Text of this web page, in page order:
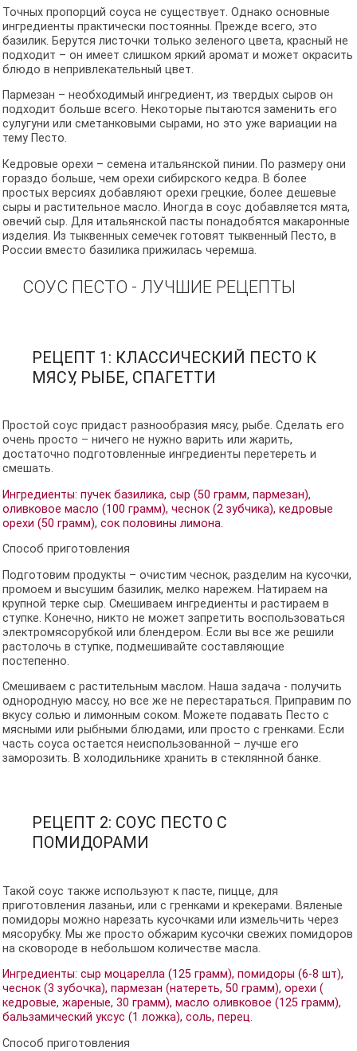
Точных пропорций соуса не существует. Однако основные
ингредиенты практически постоянны. Прежде всего, это
базилик. Берутся листочки только зеленого цвета, красный не
подходит – он имеет слишком яркий аромат и может окрасить
блюдо в непривлекательный цвет.
Пармезан – необходимый ингредиент, из твердых сыров он
подходит больше всего. Некоторые пытаются заменить его
сулугуни или сметанковыми сырами, но это уже вариации на
тему Песто.
Кедровые орехи – семена итальянской пинии. По размеру они
гораздо больше, чем орехи сибирского кедра. В более
простых версиях добавляют орехи грецкие, более дешевые
сыры и растительное масло. Иногда в соус добавляется мята,
овечий сыр. Для итальянской пасты понадобятся макаронные
изделия. Из тыквенных семечек готовят тыквенный Песто, в
России вместо базилика прижилась черемша.
СОУС ПЕСТО - ЛУЧШИЕ РЕЦЕПТЫ
РЕЦЕПТ 1: КЛАССИЧЕСКИЙ ПЕСТО К
МЯСУ, РЫБЕ, СПАГЕТТИ
Простой соус придаст разнообразия мясу, рыбе. Сделать его
очень просто – ничего не нужно варить или жарить,
достаточно подготовленные ингредиенты перетереть и
смешать.
Ингредиенты: пучек базилика, сыр (50 грамм, пармезан),
оливковое масло (100 грамм), чеснок (2 зубчика), кедровые
орехи (50 грамм), сок половины лимона.
Способ приготовления
Подготовим продукты – очистим чеснок, разделим на кусочки,
промоем и высушим базилик, мелко нарежем. Натираем на
крупной терке сыр. Смешиваем ингредиенты и растираем в
ступке. Конечно, никто не может запретить воспользоваться
электромясорубкой или блендером. Если вы все же решили
растолочь в ступке, подмешивайте составляющие
постепенно.
Смешиваем с растительным маслом. Наша задача - получить
однородную массу, но все же не перестараться. Приправим по
вкусу солью и лимонным соком. Можете подавать Песто с
мясными или рыбными блюдами, или просто с гренками. Если
часть соуса остается неиспользованной – лучше его
заморозить. В холодильнике хранить в стеклянной банке.
РЕЦЕПТ 2: СОУС ПЕСТО С
ПОМИДОРАМИ
Такой соус также используют к пасте, пицце, для
приготовления лазаньи, или с гренками и крекерами. Вяленые
помидоры можно нарезать кусочками или измельчить через
мясорубку. Мы же просто обжарим кусочки свежих помидоров
на сковороде в небольшом количестве масла.
Ингредиенты: сыр моцарелла (125 грамм), помидоры (6-8 шт),
чеснок (3 зубочка), пармезан (натереть, 50 грамм), орехи (
кедровые, жареные, 30 грамм), масло оливковое (125 грамм),
бальзамический уксус (1 ложка), соль, перец.
Способ приготовления